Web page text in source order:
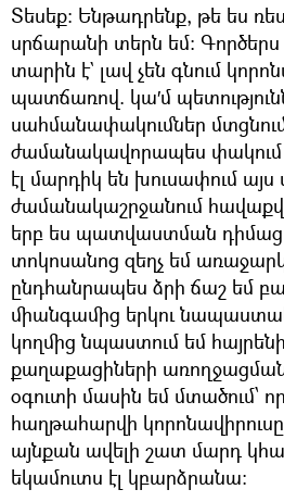
Տեսեք։ Ենթադրենք, թե ես
սրճարանի տերն եմ։
տարին է` լավ չեն գնում
պատճառով. կա′մ
սահմանափակումներ
ժամանակավորապես փակում
էլ մարդիկ են խուսափում
ժամանակաշրջանում
երբ ես պատվաստման
տոկոսանոց զեղչ եմ
ընդհանրապես ձրի ճաշ եմ
միանգամից երկու
կողմից նպաստում եմ
քաղաքացիների
օգուտի մասին եմ մտածում՝
հաղթահարվի
այնքան ավելի շատ մարդ
եկամուտս էլ կբարձրանա։